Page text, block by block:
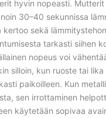
hyvin nopeasti.
30–40 sekunnissa
kertoo sekä
tarkasti siihen
nopeus voi
silloin, kun ruoste tai
paikoilleen. Kun
sen irrottaminen
käytetään sopivaa